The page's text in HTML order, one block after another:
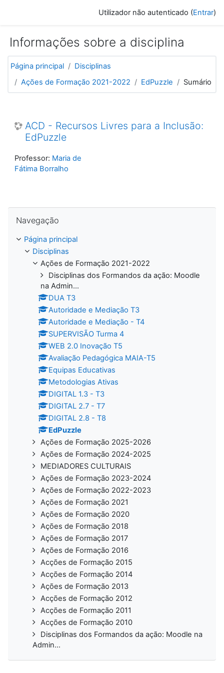
Utilizador não autenticado (Entrar)
Informações sobre a disciplina
Página principal
Disciplinas
Ações de Formação 2021-2022
EdPuzzle Sumário
ACD - Recursos Livres para a Inclusão:
EdPuzzle
Professor: Maria de
Fátima Borralho
Navegação
Página principal
Disciplinas
Ações de Formação 2021-2022
Disciplinas dos Formandos da ação: Moodle
na Admin...
DUA T3
Autoridade e Mediação T3
Autoridade e Mediação - T4
SUPERVISÃO Turma 4
WEB 2.0 Inovação T5
Avaliação Pedagógica MAIA-T5
Equipas Educativas
Metodologias Ativas
DIGITAL 1.3 - T3
DIGITAL 2.7 - T7
DIGITAL 2.8 - T8
EdPuzzle
Ações de Formação 2025-2026
Ações de Formação 2024-2025
MEDIADORES CULTURAIS
Ações de Formação 2023-2024
Ações de Formação 2022-2023
Ações de Formação 2021
Ações de Formação 2020
Ações de Formação 2018
Ações de Formação 2017
Ações de Formação 2016
Acções de Formação 2015
Acções de Formação 2014
Ações de Formação 2013
Acções de Formação 2012
Acções de Formação 2011
Acções de Formação 2010
Disciplinas dos Formandos da ação: Moodle na
Admin...